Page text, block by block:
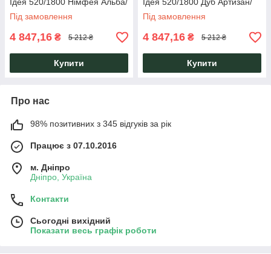
Дуб Артизан Garant
Під замовлення
4 847,16 ₴ 5 212 ₴
Купити
Німфея Альба Garant
Під замовлення
4 847,16 ₴ 5 212 ₴
Купити
Про нас
98% позитивних з 345 відгуків за рік
Працює з 07.10.2016
м. Дніпро
Дніпро, Україна
Контакти
Сьогодні вихідний
Показати весь графік роботи